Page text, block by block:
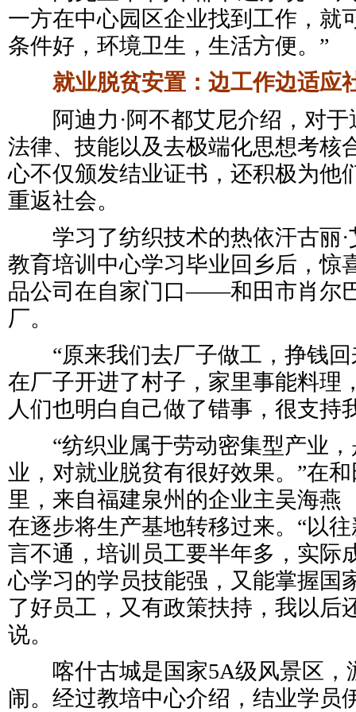
一方在中心园区企业找到工作，就
条件好，环境卫生，生活方便。”
就业脱贫安置：边工作边适应
阿迪力·阿不都艾尼介绍，对于
法律、技能以及去极端化思想考核
心不仅颁发结业证书，还积极为他
重返社会。
学习了纺织技术的热依汗古丽·
教育培训中心学习毕业回乡后，惊
品公司在自家门口——和田市肖尔
厂。
“原来我们去厂子做工，挣钱回
在厂子开进了村子，家里事能料理
人们也明白自己做了错事，很支持
“纺织业属于劳动密集型产业，
业，对就业脱贫有很好效果。”在
里，来自福建泉州的企业主吴海燕
在逐步将生产基地转移过来。“以
言不通，培训员工要半年多，实际
心学习的学员技能强，又能掌握国
了好员工，又有政策扶持，我以后
说。
喀什古城是国家5A级风景区，
闹。经过教培中心介绍，结业学员